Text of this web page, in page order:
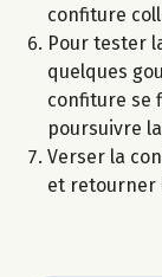
confiture
Pour tester
quelques
confiture se
poursuivre
Verser la
et retourner